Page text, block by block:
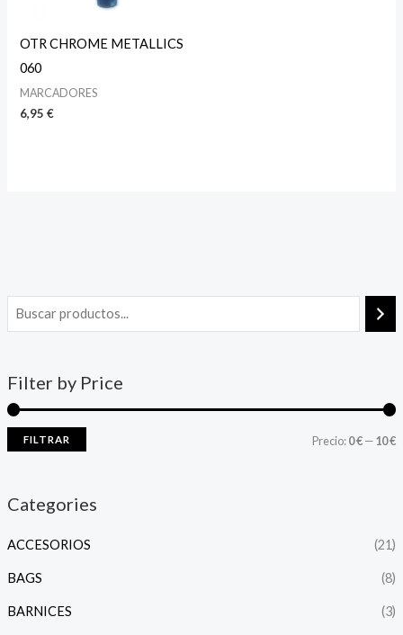
Filter by Price
FILTRAR Precio:0 €—10 €
Categories
ACCESORIOS (21)
BAGS (8)
BARNICES (3)
OTR CHROME METALLICS
060
MARCADORES
6,95€